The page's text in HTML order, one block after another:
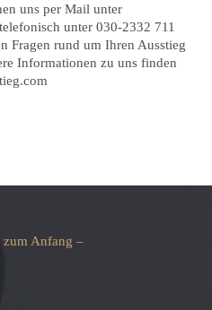
uns per Mail unter
unter 030-2332 711
Fragen rund um Ihren Ausstieg
Informationen zu uns finden
Anfang –